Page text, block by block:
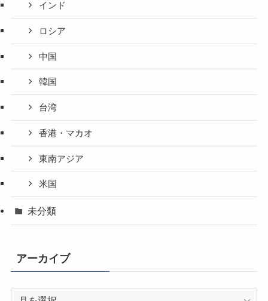
インド
ロシア
中国
韓国
台湾
香港・マカオ
東南アジア
米国
未分類
アーカイブ